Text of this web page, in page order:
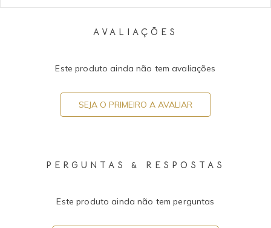
AVALIAÇÕES
Este produto ainda não tem avaliações
SEJA O PRIMEIRO A AVALIAR
PERGUNTAS & RESPOSTAS
Este produto ainda não tem perguntas